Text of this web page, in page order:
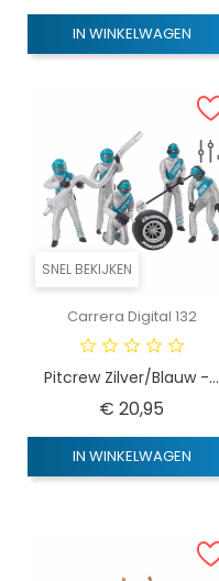
IN WINKELWAGEN
SNEL BEKIJKEN
Carrera Digital 132
Pitcrew Zilver/Blauw -...
€ 20,95
IN WINKELWAGEN